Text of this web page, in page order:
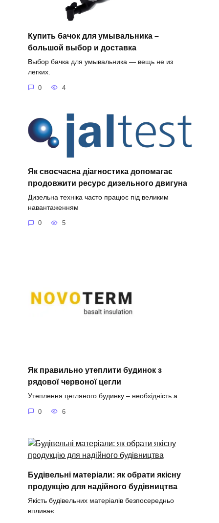
Купить бачок для умывальника –
большой выбор и доставка
Выбор бачка для умывальника — вещь не из
легких.
0 4
Як своєчасна діагностика допомагає
продовжити ресурс дизельного двигуна
Дизельна техніка часто працює під великим
навантаженням
0 5
Як правильно утеплити будинок з
рядової червоної цегли
Утеплення цегляного будинку – необхідність а
0 6
Будівельні матеріали: як обрати якісну
продукцію для надійного будівництва
Якість будівельних матеріалів безпосередньо
впливає